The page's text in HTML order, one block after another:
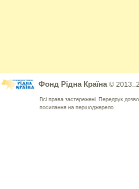
Фонд Рідна Країна©
Всі права застережені. Передрук
посилання на першоджерело.